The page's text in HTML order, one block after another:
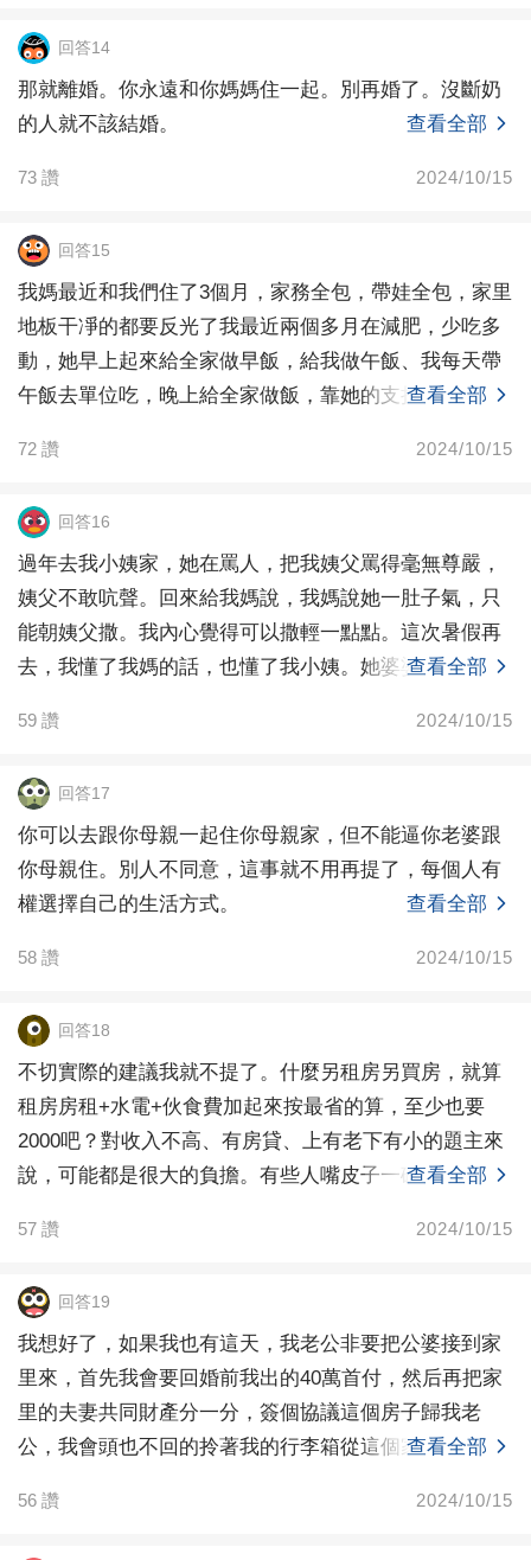
回答14
那就離婚。你永遠和你媽媽住一起。別再婚了。沒斷奶
的人就不該結婚。
查看全部
73 讚 2024/10/15
回答15
我媽最近和我們住了3個月，家務全包，帶娃全包，家里
地板干凈的都要反光了我最近兩個多月在減肥，少吃多
動，她早上起來給全家做早飯，給我做午飯、我每天帶
午飯去單位吃，晚上給全家做飯，靠她的支持我兩個多
查看全部
72 讚 2024/10/15
回答16
過年去我小姨家，她在罵人，把我姨父罵得毫無尊嚴，
姨父不敢吭聲。回來給我媽說，我媽說她一肚子氣，只
能朝姨父撒。我內心覺得可以撒輕一點點。這次暑假再
去，我懂了我媽的話，也懂了我小姨。她婆婆真的越老
查看全部
59 讚 2024/10/15
回答17
你可以去跟你母親一起住你母親家，但不能逼你老婆跟
你母親住。別人不同意，這事就不用再提了，每個人有
權選擇自己的生活方式。
查看全部
58 讚 2024/10/15
回答18
不切實際的建議我就不提了。什麼另租房另買房，就算
租房房租+水電+伙食費加起來按最省的算，至少也要
2000吧？對收入不高、有房貸、上有老下有小的題主來
說，可能都是很大的負擔。有些人嘴皮子一碰就高高在
查看全部
57 讚 2024/10/15
回答19
我想好了，如果我也有這天，我老公非要把公婆接到家
里來，首先我會要回婚前我出的40萬首付，然后再把家
里的夫妻共同財產分一分，簽個協議這個房子歸我老
公，我會頭也不回的拎著我的行李箱從這個家里滾出
查看全部
56 讚 2024/10/15